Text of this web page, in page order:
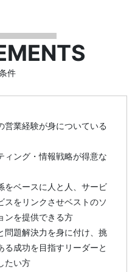
件
営業経験が身についている
ィング・情報戦略が得意な
をベースに人と人、サービ
スをリンクさせベストのソ
ンを提供できる方
問題解決力を身に付け、挑
る成功を目指すリーダーと
たい方